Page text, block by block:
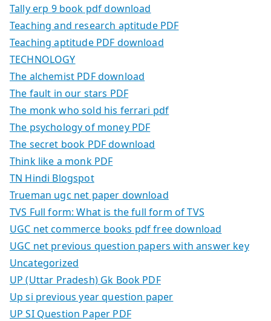
Tally erp 9 book pdf download
Teaching and research aptitude PDF
Teaching aptitude PDF download
TECHNOLOGY
The alchemist PDF download
The fault in our stars PDF
The monk who sold his ferrari pdf
The psychology of money PDF
The secret book PDF download
Think like a monk PDF
TN Hindi Blogspot
Trueman ugc net paper download
TVS Full form: What is the full form of TVS
UGC net commerce books pdf free download
UGC net previous question papers with answer key
Uncategorized
UP (Uttar Pradesh) Gk Book PDF
Up si previous year question paper
UP SI Question Paper PDF